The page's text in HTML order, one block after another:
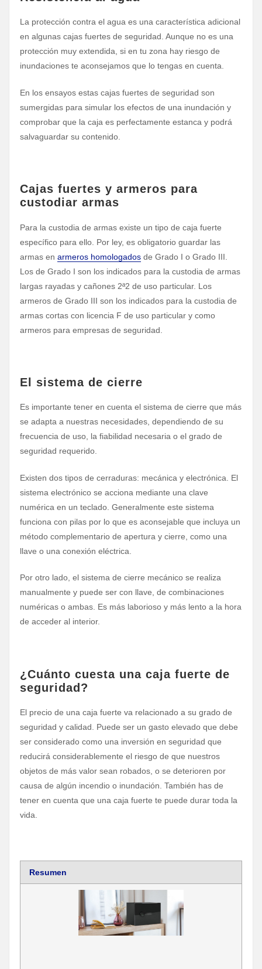
La protección contra el agua es una característica adicional
en algunas cajas fuertes de seguridad. Aunque no es una
protección muy extendida, si en tu zona hay riesgo de
inundaciones te aconsejamos que lo tengas en cuenta.
En los ensayos estas cajas fuertes de seguridad son
sumergidas para simular los efectos de una inundación y
comprobar que la caja es perfectamente estanca y podrá
salvaguardar su contenido.
Cajas fuertes y armeros para
custodiar armas
Para la custodia de armas existe un tipo de caja fuerte
específico para ello. Por ley, es obligatorio guardar las
armas en armeros homologadosde Grado I o Grado III.
Los de Grado I son los indicados para la custodia de armas
largas rayadas y cañones 2ª2 de uso particular. Los
armeros de Grado III son los indicados para la custodia de
armas cortas con licencia F de uso particular y como
armeros para empresas de seguridad.
El sistema de cierre
Es importante tener en cuenta el sistema de cierre que más
se adapta a nuestras necesidades, dependiendo de su
frecuencia de uso, la fiabilidad necesaria o el grado de
seguridad requerido.
Existen dos tipos de cerraduras: mecánica y electrónica. El
sistema electrónico se acciona mediante una clave
numérica en un teclado. Generalmente este sistema
funciona con pilas por lo que es aconsejable que incluya un
método complementario de apertura y cierre, como una
llave o una conexión eléctrica.
Por otro lado, el sistema de cierre mecánico se realiza
manualmente y puede ser con llave, de combinaciones
numéricas o ambas. Es más laborioso y más lento a la hora
de acceder al interior.
¿Cuánto cuesta una caja fuerte de
seguridad?
El precio de una caja fuerte va relacionado a su grado de
seguridad y calidad. Puede ser un gasto elevado que debe
ser considerado como una inversión en seguridad que
reducirá considerablemente el riesgo de que nuestros
objetos de más valor sean robados, o se deterioren por
causa de algún incendio o inundación. También has de
tener en cuenta que una caja fuerte te puede durar toda la
vida.
Resumen